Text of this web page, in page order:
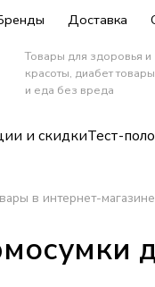
Доставка
Товары для здоровья и
красоты, диабет товары
и еда без вреда
и скидкиТест-
в интернет-магазине